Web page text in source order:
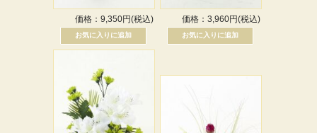
価格：9,350円(税込) 価格：3,960円(税込)